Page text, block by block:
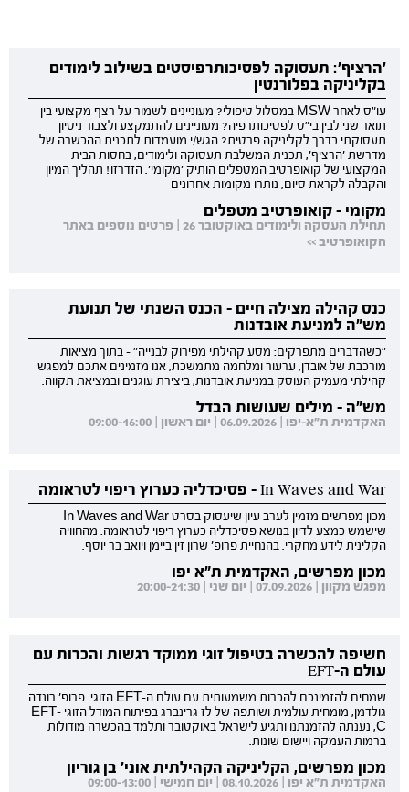
'הרציף': תעסוקה לפסיכותרפיסטים בשילוב לימודים
בקליניקה בפלורנטין
עו"ס לאחר MSW במסלול טיפולי? מעוניינים לשמור על רצף מקצועי בין
תואר שני לבין בי"ס לפסיכותרפיה? מעוניינים להתמקצע ולצבור ניסיון
תעסוקתי בדרך לקליניקה פרטית? הגש/י מועמדות לתכנית ההכשרה של
מדרשת 'הרציף', תכנית המשלבת תעסוקה ולימודים, בחסות הבית
המקצועי של קואופרטיב המטפלים הותיק 'מקומי'. הזדרזו! תהליך המיון
והקבלה לקראת סיום, נותרו מקומות אחרונים
מקומי - קואופרטיב מטפלים
תחילת העסקה ולימודים באוקטובר 26 | פרטים נוספים באתר
הקואופרטיב >>
כנס קהילה מצילה חיים - הכנס השנתי של תנועת
מש"ה למניעת אובדנות
"כשהדברים מתפרקים: מסע קהילתי מפירוק לבנייה" - בתוך מציאות
מורכבת של אובדן, ערעור ומלחמה מתמשכת, אנו מזמינים אתכם למפגש
קהילתי מעמיק העוסק במניעת אובדנות, ביצירת עוגנים ובמציאת תקווה.
מש"ה - מילים שעושות הבדל
האקדמית ת"א-יפו | 06.09.2026 | יום ראשון | 09:00-16:00
In Waves and War - פסיכדליה כערוץ ריפוי לטראומה
מכון מפרשים מזמין לערב עיון שיעסוק בסרט In Waves and War
שישמש כמצע לדיון בנושא פסיכדליה כערוץ ריפוי לטראומה: מהחוויה
הקלינית לידע מחקרי. בהנחיית פרופ' שרון זין ביימן ויואב בר יוסף.
מכון מפרשים, האקדמית ת"א יפו
מפגש מקוון | 07.09.2026 | יום שני | 20:00-21:30
חשיפה להכשרה בטיפול זוגי ממוקד רגשות והכרות עם
עולם ה-EFT
שמחים להזמינכם להכרות משמעותית עם עולם ה-EFT הזוגי. פרופ' רונדה
גולדמן, מומחית עולמית ושותפה של לז גרינברג בפיתוח המודל הזוגי EFT-
C, נענתה להזמנתנו ותגיע לישראל באוקטובר ותלמד בהכשרה מודולות
ברמות העמקה ויישום שונות.
מכון מפרשים, הקליניקה הקהילתית אוני' בן גוריון
האקדמית ת"א יפו | 08.10.2026 | יום חמישי | 09:00-13:00